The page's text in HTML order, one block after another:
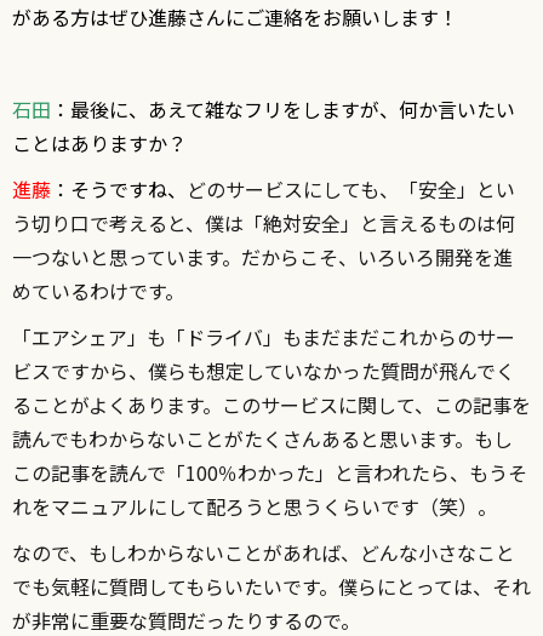
がある方はぜひ進藤さんにご連絡をお願いします！
石田 ：最後に、あえて雑なフリをしますが、何か言いたい
ことはありますか？
進藤 ：そうですね、 どのサービスにしても、「安全」とい
う切り口で考えると、僕は「絶対安全」と言えるものは何
一つないと思っています。だからこそ、いろいろ開発を進
めているわけです。
「エアシェア」も「ドライバ」もまだまだこれからのサー
ビスですから、僕らも想定していなかった質問が飛んでく
ることがよくあります。このサービスに関して、この記事を
読んでもわからないことがたくさんあると思います。もし
この記事を読んで「100％わかった」と言われたら、もうそ
れをマニュアルにして配ろうと思うくらいです（笑）。
なので、もしわからないことがあれば、どんな小さなこと
でも気軽に質問してもらいたいです。僕らにとっては、それ
が非常に重要な質問だったりするので。